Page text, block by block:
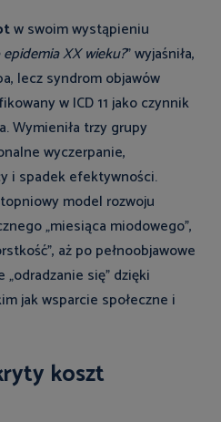
w swoim wystąpieniu
XX wieku?” wyjaśniła,
lecz syndrom objawów
w ICD 11 jako czynnik
Wymieniła trzy grupy
wyczerpanie,
i spadek efektywności.
model rozwoju
„miesiąca miodowego”,
aż po pełnoobjawowe
się” dzięki
jak wsparcie społeczne i
koszt